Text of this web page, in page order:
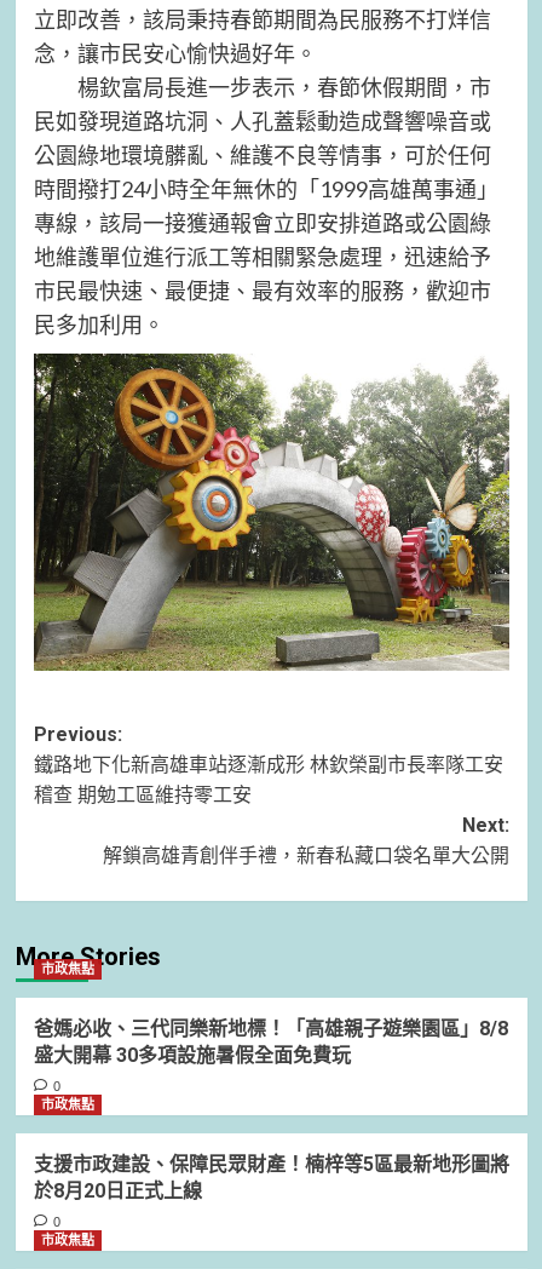
立即改善，該局秉持春節期間為民服務不打烊信
念，讓市民安心愉快過好年。
楊欽富局長進一步表示，春節休假期間，市
民如發現道路坑洞、人孔蓋鬆動造成聲響噪音或
公園綠地環境髒亂、維護不良等情事，可於任何
時間撥打24小時全年無休的「1999高雄萬事通」
專線，該局一接獲通報會立即安排道路或公園綠
地維護單位進行派工等相關緊急處理，迅速給予
市民最快速、最便捷、最有效率的服務，歡迎市
民多加利用。
Post
navigation
Previous:
鐵路地下化新高雄車站逐漸成形 林欽榮副市長率隊工安
稽查 期勉工區維持零工安
Next:
解鎖高雄青創伴手禮，新春私藏口袋名單大公開
More Stories
市政焦點
爸媽必收、三代同樂新地標！「高雄親子遊樂園區」8/8
盛大開幕 30多項設施暑假全面免費玩
0
市政焦點
支援市政建設、保障民眾財產！楠梓等5區最新地形圖將
於8月20日正式上線
0
市政焦點